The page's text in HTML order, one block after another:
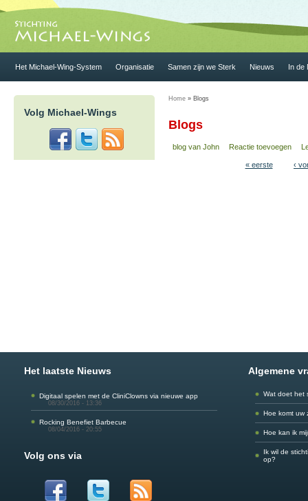
Het Michael-Wing-System Organisatie Samen zijn we Sterk Nieuws In de
Volg Michael-Wings
Home » Blogs
Blogs
blog van John Reactie toevoegen
« eerste ‹
Het laatste Nieuws
Digitaal spelen met de CliniClowns via nieuwe app
08/30/2016 - 13:36
Rocking Benefiet Barbecue
08/04/2016 - 20:55
Volg ons via
Algemene
Wat doet het
Hoe komt uw
Hoe kan ik
Ik wil de
op?